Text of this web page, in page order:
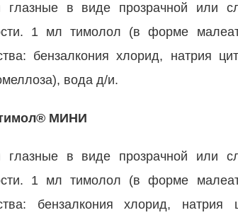
глазные в виде прозрачной или
1 мл тимолол (в форме
бензалкония хлорид, натрия
вода д/и.
МИНИ
глазные в виде прозрачной или
1 мл тимолол (в форме
бензалкония хлорид, натрия